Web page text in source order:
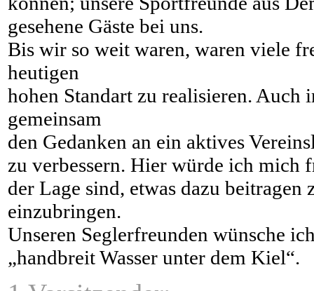
gesehene Gäste bei uns.
Bis wir so weit waren, waren viele
heutigen
hohen Standart zu realisieren. Auch
gemeinsam
den Gedanken an ein aktives
zu verbessern. Hier würde ich mich
der Lage sind, etwas dazu
einzubringen.
Unseren Seglerfreunden wünsche
„handbreit Wasser unter dem Kiel“.